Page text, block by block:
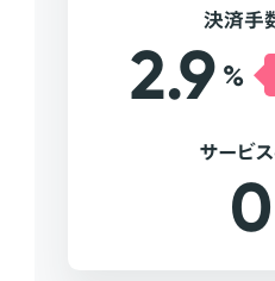
決済手
2.9 %
サービ
0